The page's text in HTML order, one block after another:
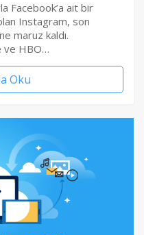
Facebook’a ait bir
Instagram, son
maruz kaldı.
ve HBO…
Oku